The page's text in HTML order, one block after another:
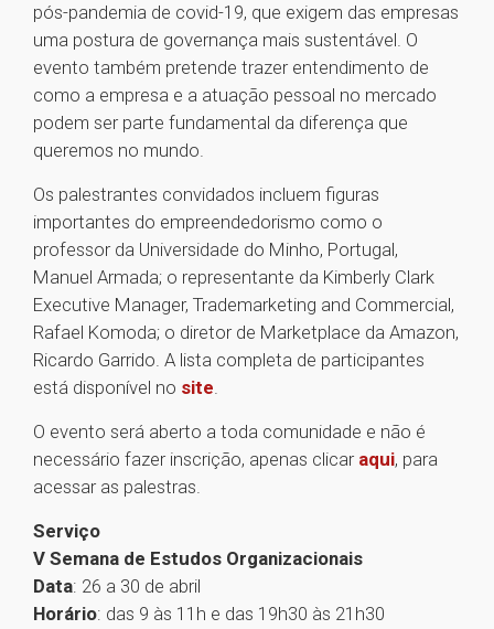
pós-pandemia de covid-19, que exigem das empresas
uma postura de governança mais sustentável. O
evento também pretende trazer entendimento de
como a empresa e a atuação pessoal no mercado
podem ser parte fundamental da diferença que
queremos no mundo.
Os palestrantes convidados incluem figuras
importantes do empreendedorismo como o
professor da Universidade do Minho, Portugal,
Manuel Armada; o representante da Kimberly Clark
Executive Manager, Trademarketing and Commercial,
Rafael Komoda; o diretor de Marketplace da Amazon,
Ricardo Garrido. A lista completa de participantes
está disponível no site.
O evento será aberto a toda comunidade e não é
necessário fazer inscrição, apenas clicar aqui, para
acessar as palestras.
Serviço
V Semana de Estudos Organizacionais
Data: 26 a 30 de abril
Horário: das 9 às 11h e das 19h30 às 21h30